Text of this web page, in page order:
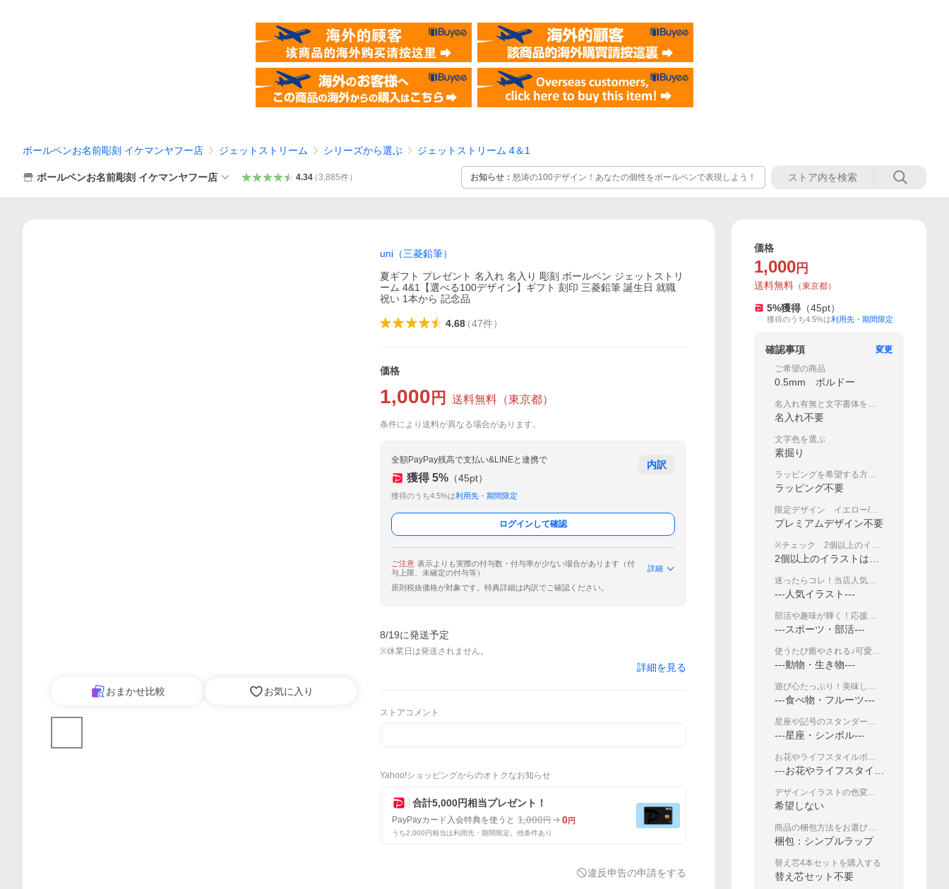
ボールペンお名前彫刻 イケマンヤフー店 ジェットストリーム シリーズから選ぶ ジェットストリーム 4＆1
ボールペンお名前彫刻 イケマンヤフー店 4.34（3,885件） お知らせ： 怒涛の100デザイン！あなたの個性をボールペンで表現しよう！
おまかせ比較 お気に入り
uni（三菱鉛筆）
夏ギフト プレゼント 名入れ 名入り 彫刻 ボールペン ジェットストリ
ーム 4&1【選べる100デザイン】ギフト 刻印 三菱鉛筆 誕生日 就職
祝い 1本から 記念品
4.68（47件）
価格
1,000 円 送料無料 （東京都）
条件により送料が異なる場合があります。
全額PayPay残高で支払い&LINEと連携で
獲得 5% （45pt）
獲得のうち4.5%は利用先・期間限定
内訳
ログインして確認
ご注意 表示よりも実際の付与数・付与率が少ない場合があります（付
与上限、未確定の付与等）
詳細
原則税抜価格が対象です。特典詳細は内訳でご確認ください。
8/19に発送予定
※休業日は発送されません。
詳細を見る
ストアコメント
Yahoo!ショッピングからのオトクなお知らせ
合計5,000円相当プレゼント！
PayPayカード入会特典を使うと 1,000円 0円
うち2,000円相当は利用先・期間限定。他条件あり
違反申告の申請をする
価格
1,000 円
送料無料 （東京都）
5%獲得 （45pt）
獲得のうち4.5%は利用先・期間限定
確認事項
変更
ご希望の商品
0.5mm ボルドー
名入れ有無と文字書体をお
選び下さい
名入れ不要
文字色を選ぶ
素掘り
ラッピングを希望する方は
選択して下さい
ラッピング不要
限定デザイン イエロー/ペ
ールグリーン/オリーブグリ
ーン
プレミアムデザイン不要
※チェック 2個以上のイラ
ストについて
2個以上のイラストは+3
迷ったらコレ！当店人気デ
ザインランキング
---人気イラスト---
部活や趣味が輝く！応援・
こだわりデザイン
---スポーツ・部活---
使うたび癒やされる♪可愛い
動物デザインコレクション
---動物・生き物---
遊び心たっぷり！美味しそ
うなワンポイントデザイン
---食べ物・フルーツ---
星座や記号のスタンダード
シンボル
---星座・シンボル---
お花やライフスタイルポイ
ントで自分だけの特別感！
---お花やライフスタイ
デザインイラストの色変更
を希望する
希望しない
商品の梱包方法をお選びく
ださい。
梱包：シンプルラップ
替え芯4本セットを購入する
替え芯セット不要